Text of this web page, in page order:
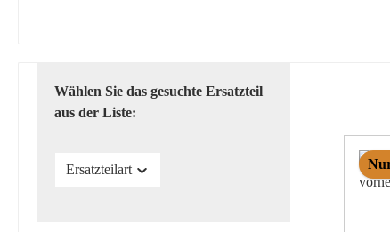
Wählen Sie das gesuchte Ersatzteil
aus der Liste:
Ersatzteilart